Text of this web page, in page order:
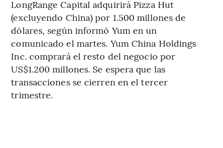
LongRange Capital adquirirá Pizza Hut
(excluyendo China) por 1.500 millones de
dólares, según informó Yum en un
comunicado el martes. Yum China Holdings
Inc. comprará el resto del negocio por
US$1.200 millones. Se espera que las
transacciones se cierren en el tercer
trimestre.